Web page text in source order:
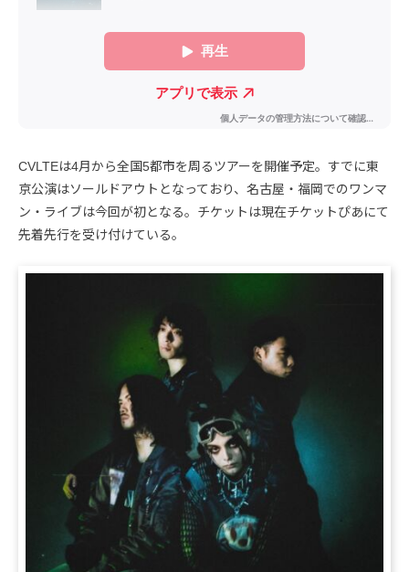
CVLTEは4月から全国5都市を周るツアーを開催予定。すでに東
京公演はソールドアウトとなっており、名古屋・福岡でのワンマ
ン・ライブは今回が初となる。チケットは現在チケットぴあにて
先着先行を受け付けている。